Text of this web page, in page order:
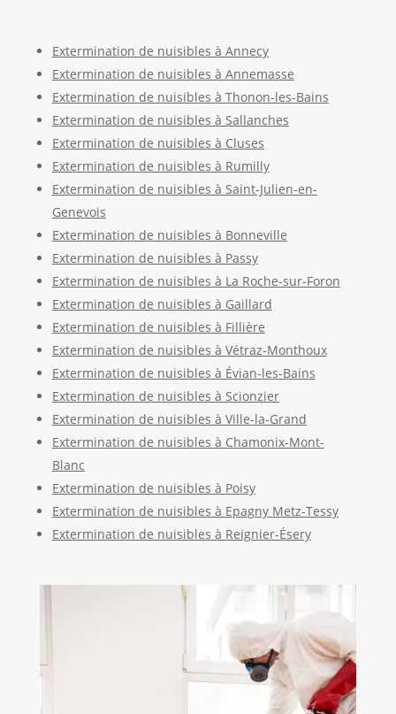
Extermination de nuisibles à Annecy
Extermination de nuisibles à Annemasse
Extermination de nuisibles à Thonon-les-Bains
Extermination de nuisibles à Sallanches
Extermination de nuisibles à Cluses
Extermination de nuisibles à Rumilly
Extermination de nuisibles à Saint-Julien-en-
Genevois
Extermination de nuisibles à Bonneville
Extermination de nuisibles à Passy
Extermination de nuisibles à La Roche-sur-Foron
Extermination de nuisibles à Gaillard
Extermination de nuisibles à Fillière
Extermination de nuisibles à Vétraz-Monthoux
Extermination de nuisibles à Évian-les-Bains
Extermination de nuisibles à Scionzier
Extermination de nuisibles à Ville-la-Grand
Extermination de nuisibles à Chamonix-Mont-
Blanc
Extermination de nuisibles à Poisy
Extermination de nuisibles à Epagny Metz-Tessy
Extermination de nuisibles à Reignier-Ésery